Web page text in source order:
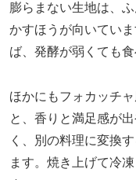
膨らまない生地は、
かすほうが向いてい
ば、発酵が弱くても
ほかにもフォカッチ
と、香りと満足感が
く、別の料理に変換
ます。焼き上げて冷